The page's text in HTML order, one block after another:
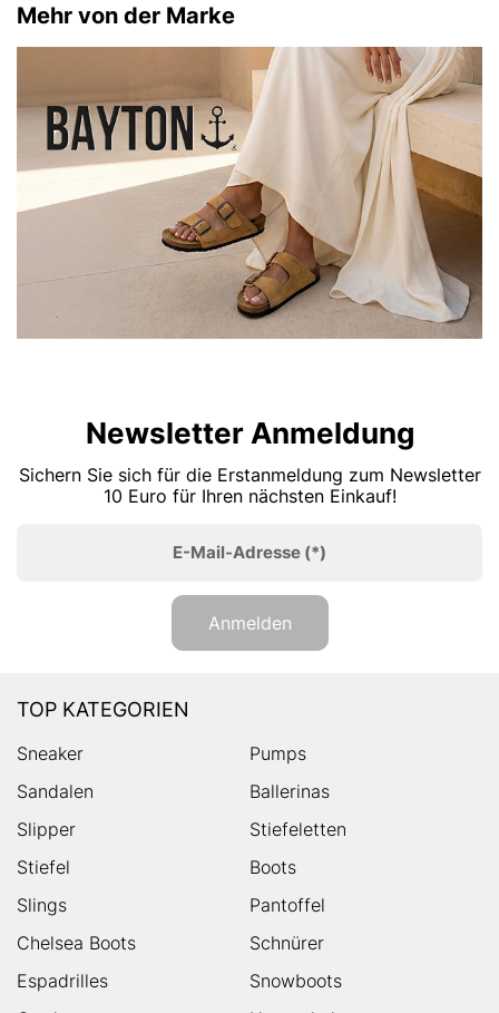
Mehr von der Marke
Newsletter Anmeldung
Sichern Sie sich für die Erstanmeldung zum Newsletter
10 Euro für Ihren nächsten Einkauf!
E-Mail-Adresse (*)
Anmelden
TOP KATEGORIEN
Sneaker
Pumps
Sandalen
Ballerinas
Slipper
Stiefeletten
Stiefel
Boots
Slings
Pantoffel
Chelsea Boots
Schnürer
Espadrilles
Snowboots